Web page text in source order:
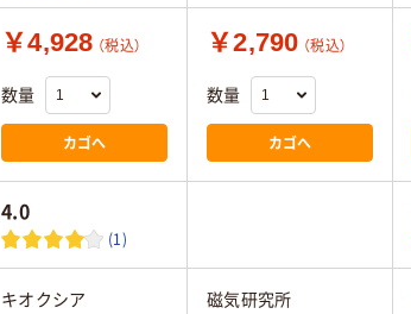
￥4,928 （税込）
数量
カゴへ
￥2,790 （税込）
数量
カゴへ
4.0
(1)
キオクシア 磁気研究所